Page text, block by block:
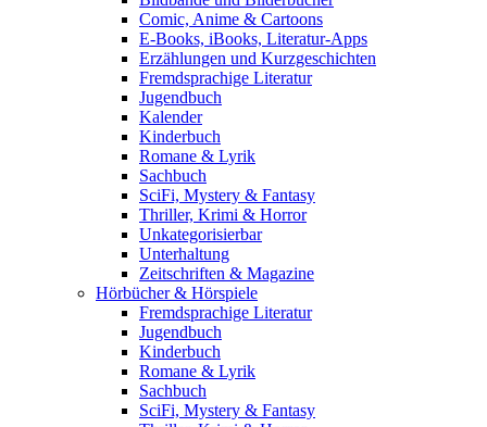
Comic, Anime & Cartoons
E-Books, iBooks, Literatur-Apps
Erzählungen und Kurzgeschichten
Fremdsprachige Literatur
Jugendbuch
Kalender
Kinderbuch
Romane & Lyrik
Sachbuch
SciFi, Mystery & Fantasy
Thriller, Krimi & Horror
Unkategorisierbar
Unterhaltung
Zeitschriften & Magazine
Hörbücher & Hörspiele
Fremdsprachige Literatur
Jugendbuch
Kinderbuch
Romane & Lyrik
Sachbuch
SciFi, Mystery & Fantasy